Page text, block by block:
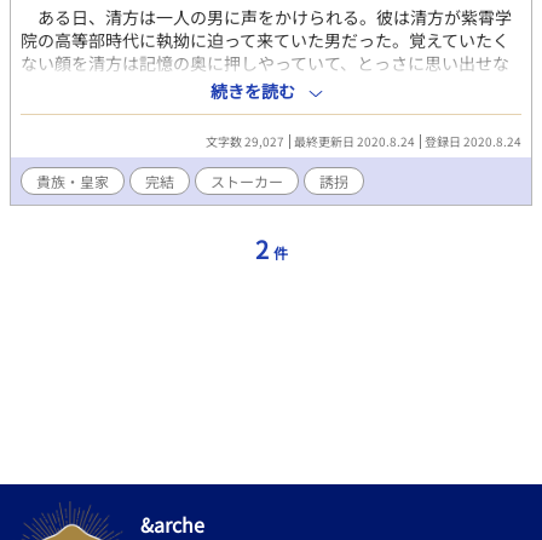
ある日、清方は一人の男に声をかけられる。彼は清方が紫霄学
院の高等部時代に執拗に迫って来ていた男だった。覚えていたく
ない顔を清方は記憶の奥に押しやっていて、とっさに思い出せな
いほどだった。 男と清方の関わりを聞いた雫は清方に注意を促
すが、ちょっとしたタイミングで男に拉致されたしまう。 すべ
てを部下に任せて清方の行方を追う雫だった。
続きを読む
文字数 29,027 最終更新日 2020.8.24 登録日 2020.8.24
貴族・皇家 完結 ストーカー 誘拐
2 件
&arche